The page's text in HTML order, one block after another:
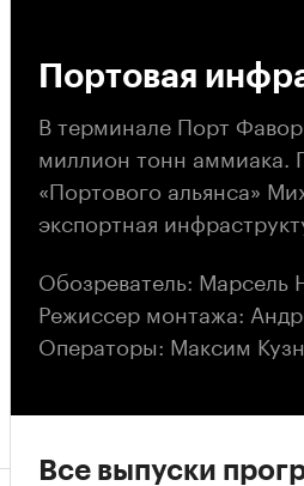
Портовая
В терминале Порт
миллион тонн аммиака.
«Портового альянса»
экспортная
Обозреватель: Марсель
Режиссер монтажа:
Операторы: Максим
Все выпуски